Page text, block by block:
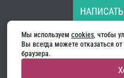
Все материалы на
ООО «Ягуар-М» —
Политика
Мы используем cookies, чтобы
Вы всегда можете отказаться
браузера.